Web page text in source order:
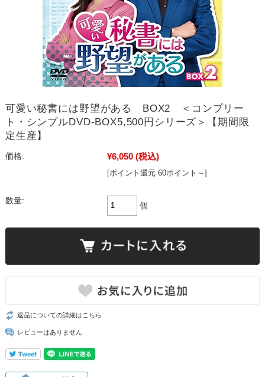
可愛い秘書には野望がある BOX2 ＜コンプリー
ト・シンプルDVD-BOX5,500円シリーズ＞【期間限
定生産】
価格: ¥6,050 (税込)
[ポイント還元 60ポイント～]
数量:
個
返品についての詳細はこちら
レビューはありません